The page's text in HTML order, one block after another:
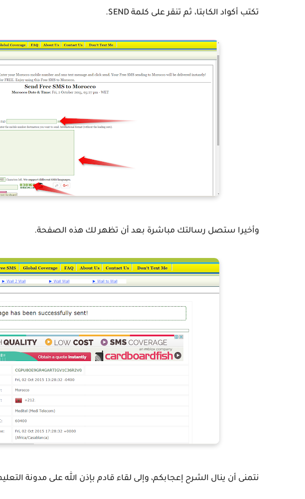
تكتب أكواد الكابتا، ثم تنقر على كلمة SEND.
وأخيرا ستصل رسالتك مباشرة بعد أن تظهر لك هذه الصفحة.
نتمنى أن ينال الشرح إعجابكم، وإلى لقاء قادم بإذن الله على مدونة